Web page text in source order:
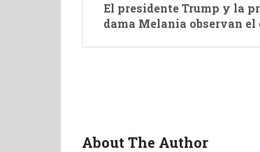
El presidente Trump y la
dama Melania observan el
About The Author